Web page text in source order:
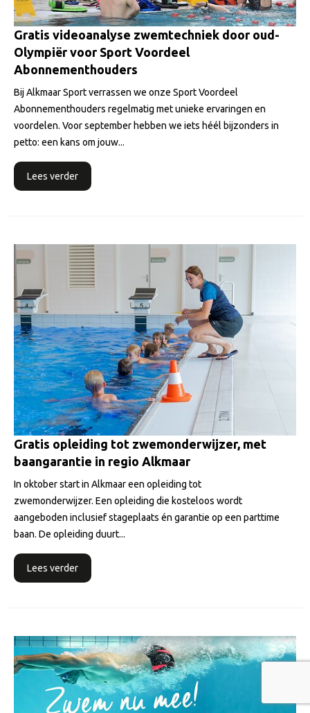
Gratis videoanalyse zwemtechniek door oud-
Olympiër voor Sport Voordeel
Abonnementhouders
Bij Alkmaar Sport verrassen we onze Sport Voordeel
Abonnementhouders regelmatig met unieke ervaringen en
voordelen. Voor september hebben we iets héél bijzonders in
petto: een kans om jouw...
Lees verder
Gratis opleiding tot zwemonderwijzer, met
baangarantie in regio Alkmaar
In oktober start in Alkmaar een opleiding tot
zwemonderwijzer. Een opleiding die kosteloos wordt
aangeboden inclusief stageplaats én garantie op een parttime
baan. De opleiding duurt...
Lees verder